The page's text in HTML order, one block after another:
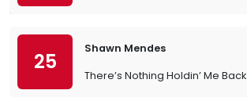
25
Shawn Mendes
There’s Nothing Holdin’ Me Back